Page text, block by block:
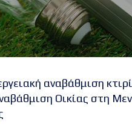
αναβάθμιση
Οικίας στη